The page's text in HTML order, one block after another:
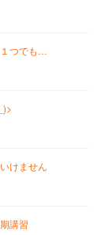
つでも…
けません
講習